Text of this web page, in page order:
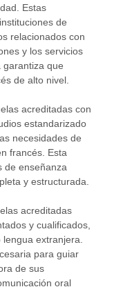
Estas
de
relacionados con
y los servicios
garantiza que
de alto nivel.
acreditadas con
estandarizado
necesidades de
francés. Esta
de enseñanza
y estructurada.
acreditadas
y cualificados,
extranjera.
para guiar
de sus
oral